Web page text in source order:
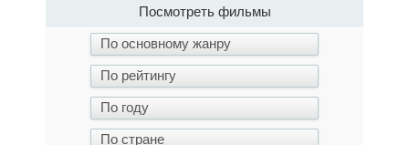
Посмотреть фильмы